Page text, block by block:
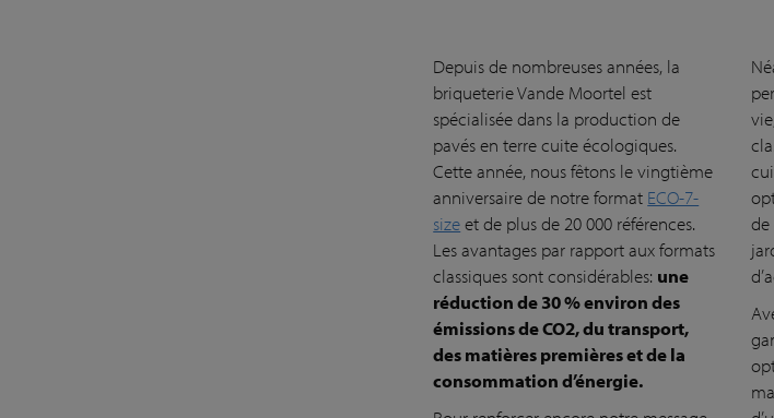
Depuis de nombreuses années, la
briqueterie Vande Moortel est
spécialisée dans la production de
pavés en terre cuite écologiques.
Cette année, nous fêtons le vingtième
anniversaire de notre format ECO-7-
sizeet de plus de 20 000 références.
Les avantages par rapport aux formats
classiques sont considérables: une
réduction de 30 % environ des
émissions de CO2, du transport,
des matières premières et de la
consommation d’énergie.
de